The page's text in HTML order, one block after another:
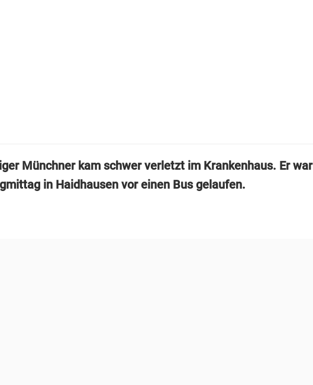
Münchner kam schwer verletzt im Krankenhaus. Er war
in Haidhausen vor einen Bus gelaufen.